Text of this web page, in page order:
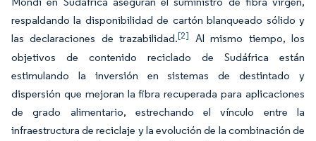
respaldando la disponibilidad de cartón blanqueado sólido y
las declaraciones de trazabilidad.[2] Al mismo tiempo, los
objetivos de contenido reciclado de Sudáfrica están
estimulando la inversión en sistemas de destintado y
dispersión que mejoran la fibra recuperada para aplicaciones
de grado alimentario, estrechando el vínculo entre la
infraestructura de reciclaje y la evolución de la combinación de